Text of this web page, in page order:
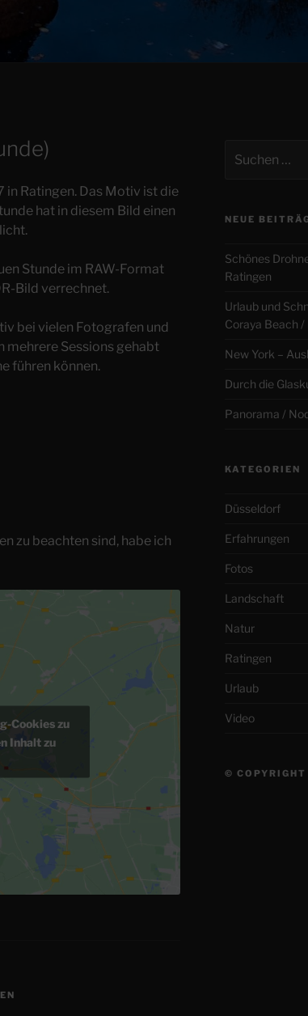
Ratingen. Das Motiv ist die
hat in diesem Bild einen
Stunde im RAW-Format
Bild verrechnet.
bei vielen Fotografen und
mehrere Sessions gehabt
führen können.
zu beachten sind, habe ich
Cookies zu
Inhalt zu
nach:
NEUE
Schönes
Ratingen
Urlaub und
Coraya Beach
New York –
Durch die
Panorama /
KATEGORIEN
Düsseldorf
Erfahrungen
Fotos
Landschaft
Natur
Ratingen
Urlaub
Video
©